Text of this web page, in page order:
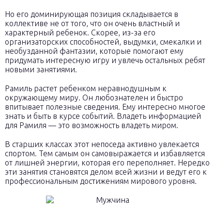
Но его доминирующая позиция складывается в
коллективе не от того, что он очень властный и
характерный ребенок. Скорее, из-за его
организаторских способностей, выдумки, смекалки и
необузданной фантазии, которые помогают ему
придумать интересную игру и увлечь остальных ребят
новыми занятиями.
Рамиль растет ребенком неравнодушным к
окружающему миру. Он любознателен и быстро
впитывает полезные сведения. Ему интересно многое
знать и быть в курсе событий. Владеть информацией
для Рамиля — это возможность владеть миром.
В старших классах этот непоседа активно увлекается
спортом. Тем самым он самовыражается и избавляется
от лишней энергии, которая его переполняет. Нередко
эти занятия становятся делом всей жизни и ведут его к
профессиональным достижениям мирового уровня.